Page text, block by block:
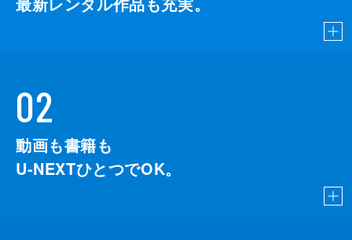
02
動画も書籍も
U-NEXTひとつでOK。